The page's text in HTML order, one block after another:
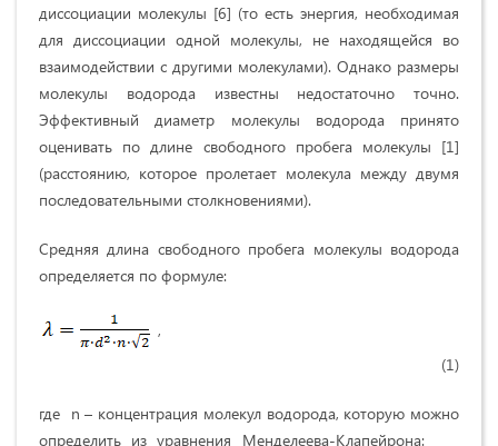
диссоциации молекулы [6] (то есть энергия, необходимая
для диссоциации одной молекулы, не находящейся во
взаимодействии с другими молекулами). Однако размеры
молекулы водорода известны недостаточно точно.
Эффективный диаметр молекулы водорода принято
оценивать по длине свободного пробега молекулы [1]
(расстоянию, которое пролетает молекула между двумя
последовательными столкновениями).
Средняя длина свободного пробега молекулы водорода
определяется по формуле:
,
(1)
где n – концентрация молекул водорода, которую можно
определить из уравнения Менделеева-Клапейрона: